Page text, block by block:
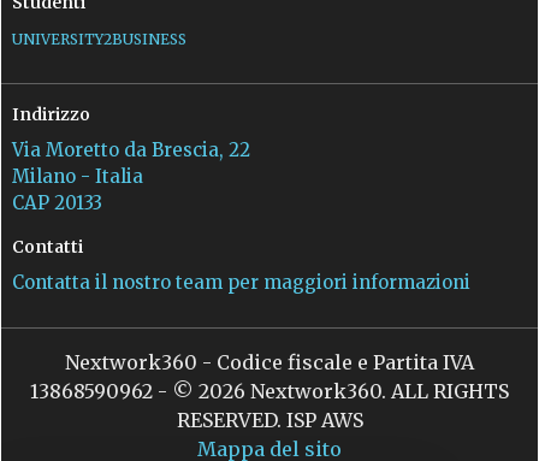
UNIVERSITY2BUSINESS
Indirizzo
Via Moretto da Brescia, 22
Milano - Italia
CAP 20133
Contatti
Contatta il nostro team per maggiori informazioni
Nextwork360 - Codice fiscale e Partita IVA
13868590962 - © 2026 Nextwork360. ALL RIGHTS
RESERVED. ISP AWS
Mappa del sito